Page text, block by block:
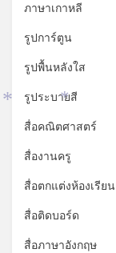
ภาษาเกาหลี
รูปการ์ตูน
รูปพื้นหลังใส
รูประบายสี
สื่อคณิตศาสตร์
สื่องานครู
สื่อตกแต่งห้องเรียน
สื่อติดบอร์ด
สื่อภาษาอังกฤษ